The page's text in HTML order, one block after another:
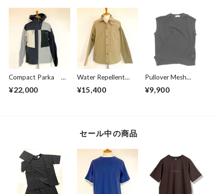
Compact Parka
Crazy Pattern
¥22,000
Water Repellent
Jacket Beige
¥15,400
Pullover Mesh
Vest Black
¥9,900
セール中の商品